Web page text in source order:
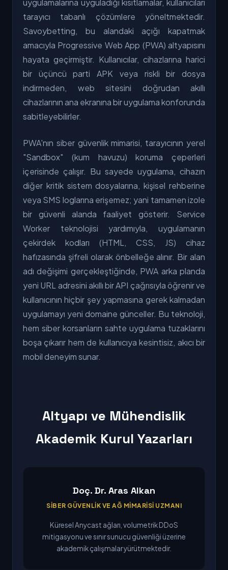
uygulamalarına uyguladığı kısıtlamalar, kullanıcıları
tarayıcı tabanlı çözümlere yöneltmektedir.
Savoybetting, bu alandaki açığı kapatmak
amacıyla Progressive Web App (PWA) altyapısını
hayata geçirmiştir. Kullanıcılar, cihazlarına harici
bir üçüncü parti APK veya riskli bir dosya
indirmeden, web sitesini doğrudan akıllı
cihazlarının ana ekranına bir uygulama konforunda
sabitleyebilirler.
PWA'nın siber güvenlik mimarisi, tarayıcının yerel
"Sandbox" (kum havuzu) koruma çeperleri
içerisinde çalışır. Bu sayede uygulama, cihazın
diğer kritik sistem dosyalarına, kişisel rehberine
veya SMS loglarına erişemez; yani tamamen izole
bir güvenli alanda faaliyet gösterir. Service
Worker teknolojisi yardımıyla, uygulamanın
çekirdek kodları (HTML, CSS, JS) cihaz
hafızasında şifreli olarak önbelleğe alınır. Bir alan
adı değişimi gerçekleştiğinde, PWA arka planda
yeni URL adresini akıllı bir API çağrısıyla öğrenir ve
kullanıcının hiçbir şey yapmasına gerek kalmadan
uygulamayı yeni domaine günceller. Bu teknoloji,
hem siber korsanların sahte uygulama tuzaklarını
boşa çıkarır hem de kullanıcıya kesintisiz, akıcı bir
mobil deneyim sunar.
Altyapı ve Mühendislik
Akademik Kurul Yazarları
Doç. Dr. Aras Alkan
SIBER GÜVENLIK VE AĞ MIMARISI UZMANI
Küresel Anycast ağları, volumetrik DDoS
mitigasyonu ve sınır sunucu güvenliği üzerine
akademik çalışmalar yürütmektedir.